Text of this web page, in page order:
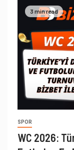
3 min read
SPOR
WC 2026: